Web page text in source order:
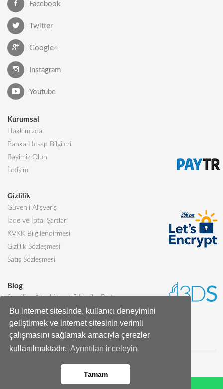
Bu internet sitesinde, kullanıcı deneyimini
geliştirmek ve internet sitesinin verimli
çalışmasını sağlamak amacıyla çerezler
kullanılmaktadır. Ayrıntıları inceleyin
Tamam
Facebook
Twitter
Google+
Instagram
Youtube
Kurumsal
Hakkımızda
Banka Hesap Bilgileri
Bayimiz Olun
İletişim
Gizlilik
Güvenli Alışveriş
İade ve İptal Şartları
KVKK Bilgilendirmesi
Gizlilik Sözleşmesi
Satış Sözleşmesi
Blog
Sevgiliye Alınabilecek 5 Harika Pasta
Butik Pasta Nedir?
Tüm Blog Yazıları